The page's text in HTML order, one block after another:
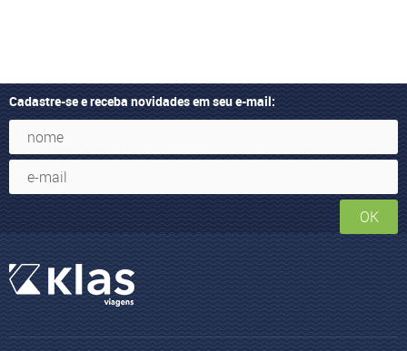
Cadastre-se e receba novidades em seu e-mail:
OK